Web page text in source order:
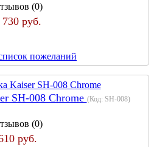
(0)
730 руб.
пожеланий
SH-008 Chrome (Код: SH-008)
(0)
руб.